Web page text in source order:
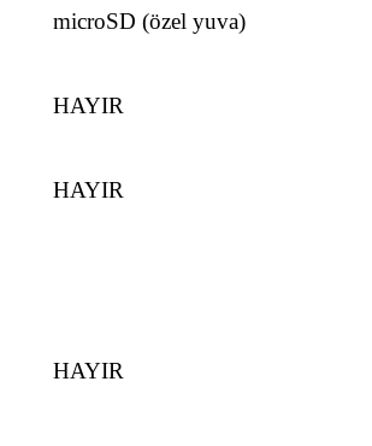
microSD (özel yuva)
HAYIR
HAYIR
HAYIR